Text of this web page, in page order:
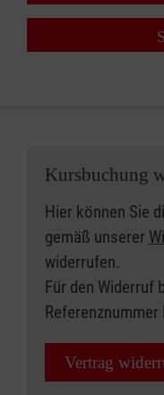
Kursbuchung
Hier können Sie
gemäß unserer
widerrufen.
Für den Widerruf
Referenznummer
Vertrag